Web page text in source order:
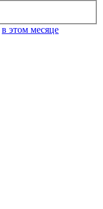
в этом месяце